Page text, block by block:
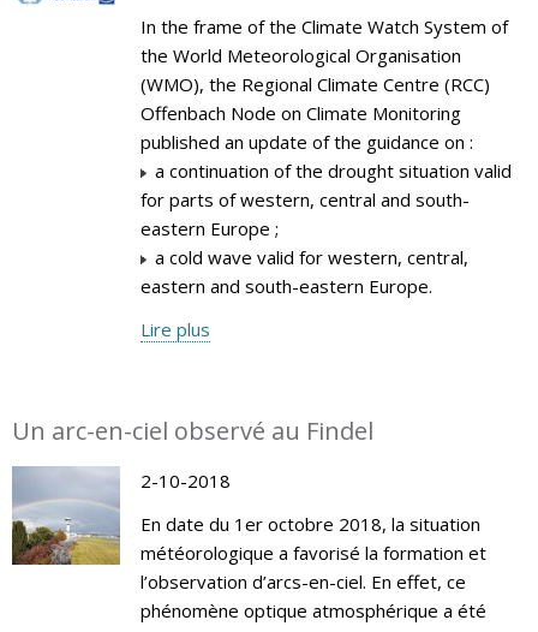
In the frame of the Climate Watch System of
the World Meteorological Organisation
(WMO), the Regional Climate Centre (RCC)
Offenbach Node on Climate Monitoring
published an update of the guidance on :
a continuation of the drought situation valid
for parts of western, central and south-
eastern Europe ;
a cold wave valid for western, central,
eastern and south-eastern Europe.
Lire plus
Un arc-en-ciel observé au Findel
2-10-2018
En date du 1er octobre 2018, la situation
météorologique a favorisé la formation et
l’observation d’arcs-en-ciel. En effet, ce
phénomène optique atmosphérique a été